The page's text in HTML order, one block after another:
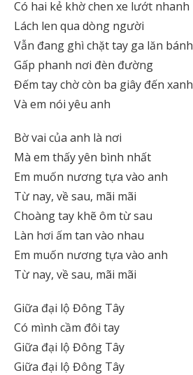
Có hai kẻ khờ chen xe lướt nhanh
Lách len qua dòng người
Vẫn đang ghì chặt tay ga lăn bánh
Gấp phanh nơi đèn đường
Đếm tay chờ còn ba giây đến xanh
Và em nói yêu anh
Bờ vai của anh là nơi
Mà em thấy yên bình nhất
Em muốn nương tựa vào anh
Từ nay, về sau, mãi mãi
Choàng tay khẽ ôm từ sau
Làn hơi ấm tan vào nhau
Em muốn nương tựa vào anh
Từ nay, về sau, mãi mãi
Giữa đại lộ Đông Tây
Có mình cầm đôi tay
Giữa đại lộ Đông Tây
Giữa đại lộ Đông Tây